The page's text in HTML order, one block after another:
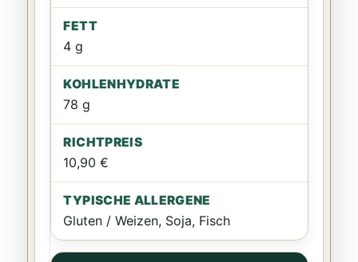
4 g
78 g
10,90 €
Gluten / Weizen, Soja, Fisch